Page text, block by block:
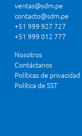
ventas@sdm.pe
contacto@sdm.pe
+51 999 927 727
+51 999 012 777
Nosotros
Contáctanos
Políticas de privacidad
Política de SST